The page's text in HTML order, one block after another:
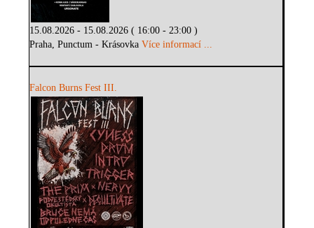
15.08.2026 - 15.08.2026 ( 16:00 - 23:00 )
Praha, Punctum - KrásovkaVíce informací ...
Falcon Burns Fest III.